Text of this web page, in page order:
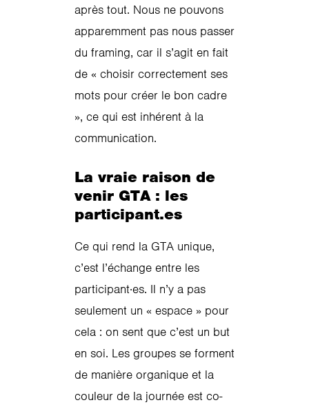
après tout. Nous ne pouvons
apparemment pas nous passer
du framing, car il s’agit en fait
de « choisir correctement ses
mots pour créer le bon cadre
», ce qui est inhérent à la
communication.
La vraie raison de
venir GTA : les
participant.es
Ce qui rend la GTA unique,
c’est l’échange entre les
participant·es. Il n’y a pas
seulement un « espace » pour
cela : on sent que c’est un but
en soi. Les groupes se forment
de manière organique et la
couleur de la journée est co-